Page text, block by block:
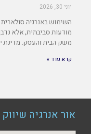
יוני 30, 2026
השימוש באנרגיה
מודעות סביבתית, אלא
משק הבית והעסק.
קרא עוד »
אור אנרגיה